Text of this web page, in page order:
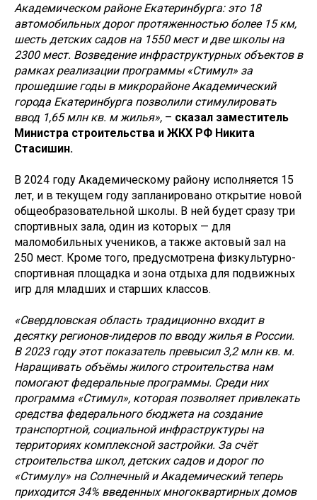
Академическом районе Екатеринбурга: это 18
автомобильных дорог протяженностью более 15 км,
шесть детских садов на 1550 мест и две школы на
2300 мест. Возведение инфраструктурных объектов в
рамках реализации программы «Стимул» за
прошедшие годы в микрорайоне Академический
города Екатеринбурга позволили стимулировать
ввод 1,65 млн кв. м жилья», – сказал заместитель
Министра строительства и ЖКХ РФ Никита
Стасишин.
В 2024 году Академическому району исполняется 15
лет, и в текущем году запланировано открытие новой
общеобразовательной школы. В ней будет сразу три
спортивных зала, один из которых — для
маломобильных учеников, а также актовый зал на
250 мест. Кроме того, предусмотрена физкультурно-
спортивная площадка и зона отдыха для подвижных
игр для младших и старших классов.
«Свердловская область традиционно входит в
десятку регионов-лидеров по вводу жилья в России.
В 2023 году этот показатель превысил 3,2 млн кв. м.
Наращивать объёмы жилого строительства нам
помогают федеральные программы. Среди них
программа «Стимул», которая позволяет привлекать
средства федерального бюджета на создание
транспортной, социальной инфраструктуры на
территориях комплексной застройки. За счёт
строительства школ, детских садов и дорог по
«Стимулу» на Солнечный и Академический теперь
приходится 34% введенных многоквартирных домов